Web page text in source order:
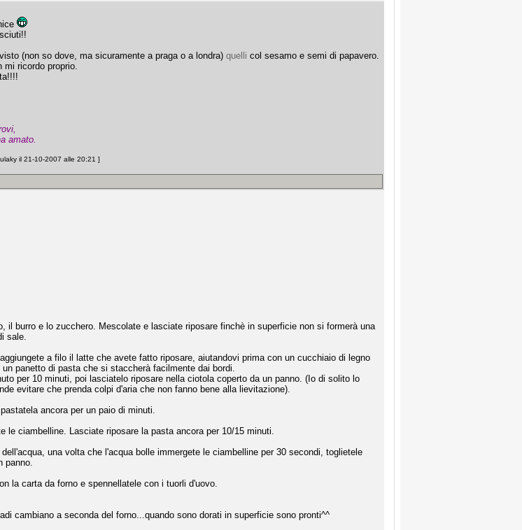
(non so dove, ma sicuramente a praga o a londra) quelli col sesamo e semi di papavero.
mi ricordo proprio.
amato.
il 21-10-2007 alle 20:21 ]
il burro e lo zucchero. Mescolate e lasciate riposare finchè in superficie non si formerà una
sale.
a filo il latte che avete fatto riposare, aiutandovi prima con un cucchiaio di legno
panetto di pasta che si staccherà facilmente dai bordi.
per 10 minuti, poi lasciatelo riposare nella ciotola coperto da un panno. (Io di solito lo
evitare che prenda colpi d'aria che non fanno bene alla lievitazione).
ancora per un paio di minuti.
le ciambelline. Lasciate riposare la pasta ancora per 10/15 minuti.
una volta che l'acqua bolle immergete le ciambelline per 30 secondi, toglietele
panno.
la carta da forno e spennellatele con i tuorli d'uovo.
cambiano a seconda del forno...quando sono dorati in superficie sono pronti^^